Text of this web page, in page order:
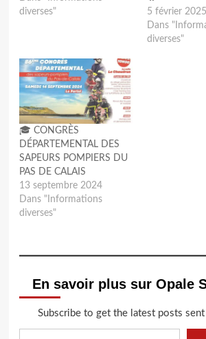
diverses"
5 février 2025
Dans
diverses"
🎓 CONGRÈS
DÉPARTEMENTAL DES
SAPEURS POMPIERS DU
PAS DE CALAIS
13 septembre 2024
Dans "Informations
diverses"
En savoir plus sur Opale
Subscribe to get the latest posts
Saisissez votre adresse e-mail…